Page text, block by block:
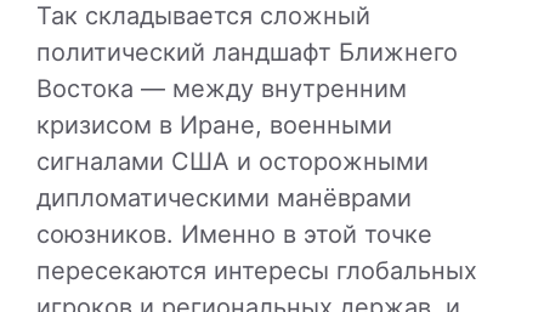
Так складывается сложный
политический ландшафт Ближнего
Востока — между внутренним
кризисом в Иране, военными
сигналами США и осторожными
дипломатическими манёврами
союзников. Именно в этой точке
пересекаются интересы глобальных